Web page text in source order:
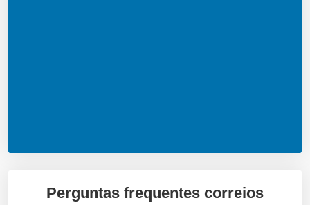
Perguntas frequentes correios